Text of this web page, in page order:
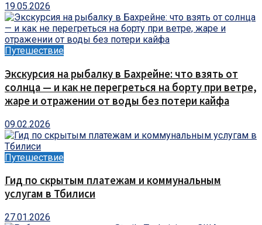
19.05.2026
Путешествие
Экскурсия на рыбалку в Бахрейне: что взять от
солнца — и как не перегреться на борту при ветре,
жаре и отражении от воды без потери кайфа
09.02.2026
Путешествие
Гид по скрытым платежам и коммунальным
услугам в Тбилиси
27.01.2026